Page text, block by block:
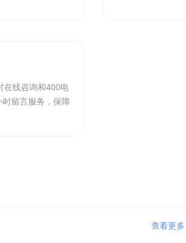
在线咨询和400电
留言服务，保障
查看更多